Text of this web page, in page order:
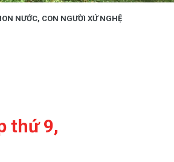
NƯỚC, CON NGƯỜI XỨ NGHỆ
thứ 9,